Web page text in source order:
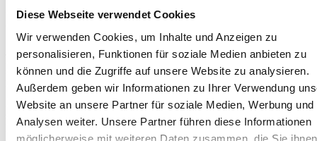
Diese Webseite verwendet Cookies
Wir verwenden Cookies, um Inhalte und Anzeigen zu
personalisieren, Funktionen für soziale Medien anbieten zu
können und die Zugriffe auf unsere Website zu analysieren.
Außerdem geben wir Informationen zu Ihrer Verwendung
Website an unsere Partner für soziale Medien, Werbung und
Analysen weiter. Unsere Partner führen diese Informationen
möglicherweise mit weiteren Daten zusammen, die Sie ihnen
2. Kunden individuell ansprechen: Mehr Relevanz
Jede Kundeninteraktion, ob Website-Besuch, Online-Einkauf oder
persönliches Gespräch, liefert wertvolle Kundendaten. Werden diese
kanalübergreifend gesammelt, können Marketing- und
Vertriebsmaßnahmen gezielt personalisiert werden. So erhalten
Kunden Angebote, die exakt auf ihre Bedürfnisse zugeschnitten
sind. Das steigert die Relevanz der Kommunikation, verbessert die
Kundenbindung und erhöht die Conversion-Rate. Ein Tech Stack,